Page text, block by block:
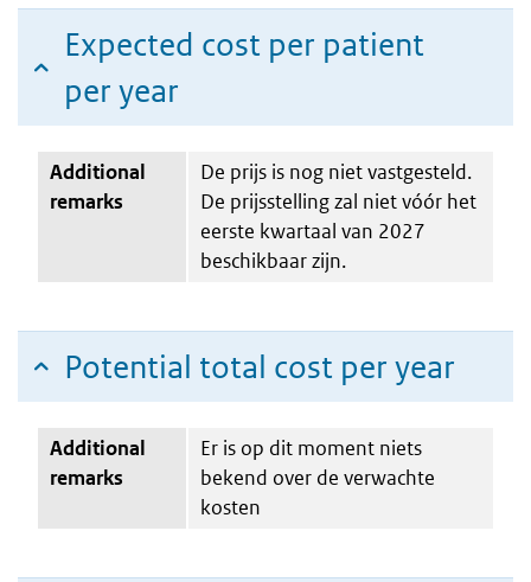
Expected cost per patient
per year
Additional
remarks
De prijs is nog niet vastgesteld.
De prijsstelling zal niet vóór het
eerste kwartaal van 2027
beschikbaar zijn.
Potential total cost per year
Additional
remarks
Er is op dit moment niets
bekend over de verwachte
kosten